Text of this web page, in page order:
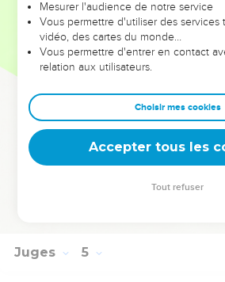
enthousiasme pour la cause de
y a ici, comme dans la conduite de
d'Ehud, un mélange de bien et de mal
naturel avec ces temps où la lumière
C'est ici la dernière fois qu'il est
cananéen.
Juges 5
Mesurer l'audience de notre service
Vous permettre d'utiliser des services
vidéo, des cartes du monde…
Vous permettre d'entrer en contact
relation aux utilisateurs.
Choisir mes cookies
Accepter tous les
Tout refuser